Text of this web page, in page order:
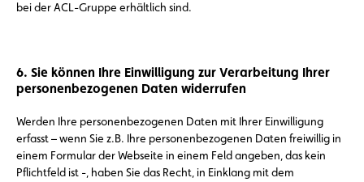
bei der ACL-Gruppe erhältlich sind.
6. Sie können Ihre Einwilligung zur Verarbeitung Ihrer
personenbezogenen Daten widerrufen
Werden Ihre personenbezogenen Daten mit Ihrer Einwilligung
erfasst – wenn Sie z.B. Ihre personenbezogenen Daten freiwillig in
einem Formular der Webseite in einem Feld angeben, das kein
Pflichtfeld ist -, haben Sie das Recht, in Einklang mit dem